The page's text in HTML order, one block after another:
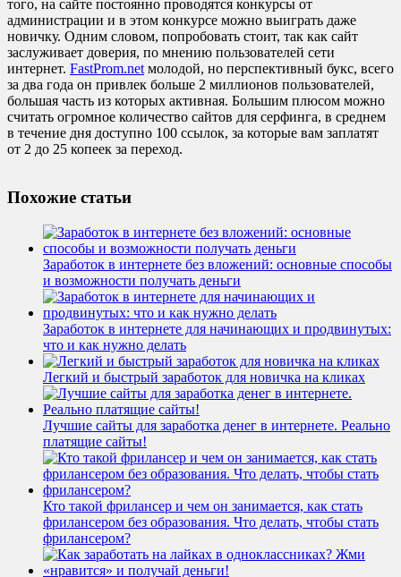
того, на сайте постоянно проводятся конкурсы от
администрации и в этом конкурсе можно выиграть даже
новичку. Одним словом, попробовать стоит, так как сайт
заслуживает доверия, по мнению пользователей сети
интернет. FastProm.net молодой, но перспективный букс, всего
за два года он привлек больше 2 миллионов пользователей,
большая часть из которых активная. Большим плюсом можно
считать огромное количество сайтов для серфинга, в среднем
в течение дня доступно 100 ссылок, за которые вам заплатят
от 2 до 25 копеек за переход.
Похожие статьи
Заработок в интернете без вложений: основные способы
и возможности получать деньги
Заработок в интернете для начинающих и продвинутых:
что и как нужно делать
Легкий и быстрый заработок для новичка на кликах
Лучшие сайты для заработка денег в интернете. Реально
платящие сайты!
Кто такой фрилансер и чем он занимается, как стать
фрилансером без образования. Что делать, чтобы стать
фрилансером?